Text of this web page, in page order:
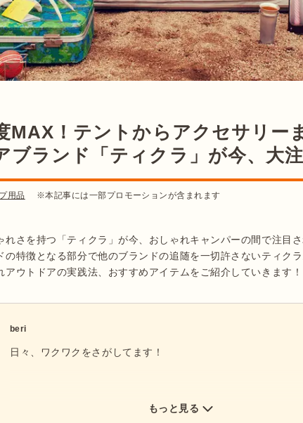
MAX！テントからアクセサリー
ブランド「ティクラ」が今、大注
用品 ※本記事には一部プロモーションが含まれます
れさを持つ「ティクラ」が今、おしゃれキャンパーの間で注目
の特徴となる部分で他のブランドの追随を一切許さないティク
アウトドアの実践法、おすすめアイテムをご紹介していきます！
beri
日々、ワクワクをさがしてます！
もっと見る